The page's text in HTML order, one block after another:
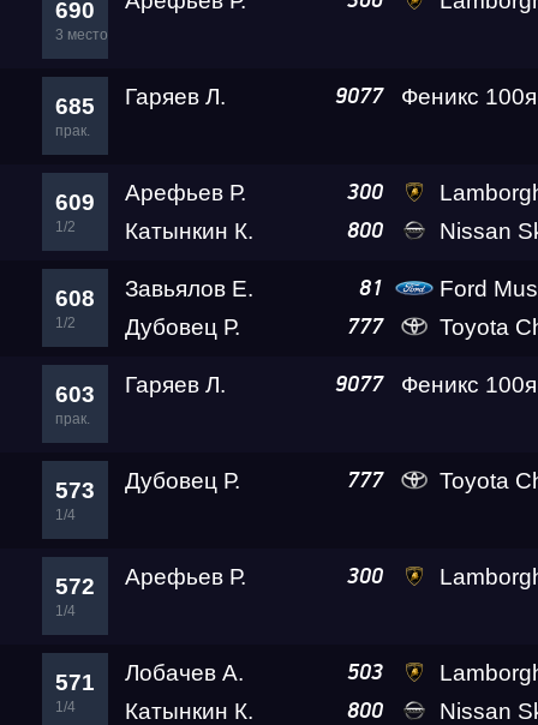
690
3 место
685
прак.
Гаряев Л. 9077 Феникс
609
1/2
Арефьев Р. 300
Lamborghini Huracan
Катынкин К.
800 Nissan
608
1/2
Завьялов Е. 81
Ford
Дубовец Р.
777 Toyota
603
прак.
Гаряев Л. 9077 Феникс
573
1/4
Дубовец Р. 777 Toyota
572
1/4
Арефьев Р. 300 Lamborghini Huracan
571
1/4
Лобачев А. 503
Lamborghini Huracan
Катынкин К.
800 Nissan